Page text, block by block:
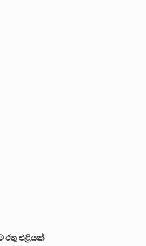
රතු එළියක්